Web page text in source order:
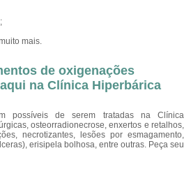
mais.
de oxigenações
na Clínica Hiperbárica
possíveis de serem tratadas na Clínica
osteorradionecrose, enxertos e retalhos,
necrotizantes, lesões por esmagamento,
erisipela bolhosa, entre outras. Peça seu